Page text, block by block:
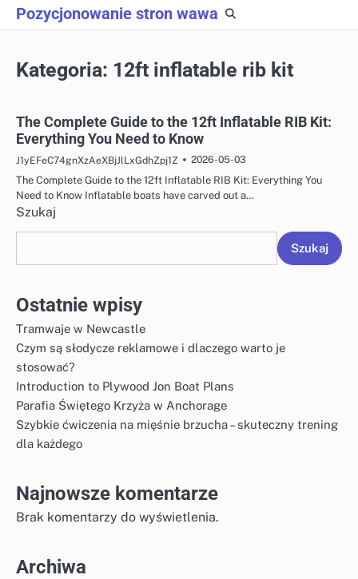
Skip
to
Pozycjonowanie stron wawa
Kategoria: 12ft inflatable rib kit
The Complete Guide to the 12ft Inflatable RIB Kit:
Everything You Need to Know
J1yEFeC74gnXzAeXBjJlLxGdhZpj1Z
2026-05-03
The Complete Guide to the 12ft Inflatable RIB Kit: Everything You
Need to Know Inflatable boats have carved out a…
Szukaj
Szukaj
Ostatnie wpisy
Tramwaje w Newcastle
Czym są słodycze reklamowe i dlaczego warto je
stosować?
Introduction to Plywood Jon Boat Plans
Parafia Świętego Krzyża w Anchorage
Szybkie ćwiczenia na mięśnie brzucha – skuteczny trening
dla każdego
Najnowsze komentarze
Brak komentarzy do wyświetlenia.
Archiwa